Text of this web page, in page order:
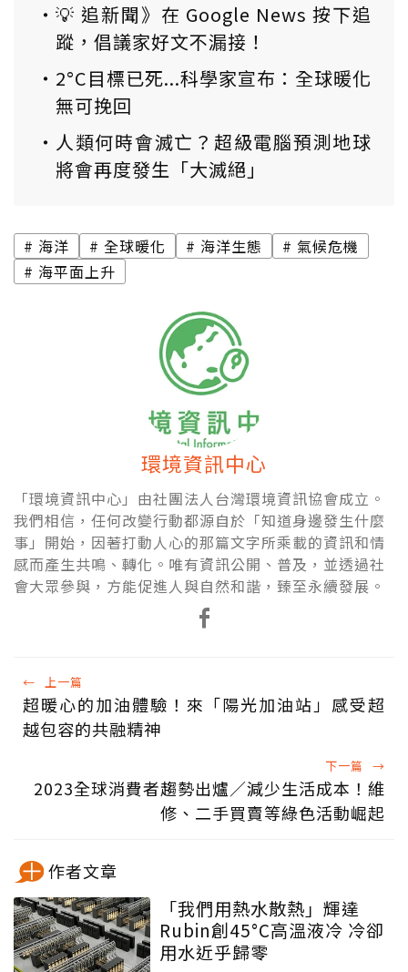
💡 追新聞》在 Google News 按下追
蹤，倡議家好文不漏接！
2°C目標已死...科學家宣布：全球暖化
無可挽回
人類何時會滅亡？超級電腦預測地球
將會再度發生「大滅絕」
海洋 全球暖化 海洋生態
氣候危機
海平面上升
環境資訊中心
「環境資訊中心」由社團法人台灣環境資訊協會成立。
我們相信，任何改變行動都源自於「知道身邊發生什麼
事」開始，因著打動人心的那篇文字所乘載的資訊和情
感而產生共鳴、轉化。唯有資訊公開、普及，並透過社
會大眾參與，方能促進人與自然和諧，臻至永續發展。
← 上一篇
超暖心的加油體驗！來「陽光加油站」感受超
越包容的共融精神
下一篇 →
2023全球消費者趨勢出爐／減少生活成本！維
修、二手買賣等綠色活動崛起
作者文章
「我們用熱水散熱」輝達
Rubin創45°C高溫液冷 冷卻
用水近乎歸零